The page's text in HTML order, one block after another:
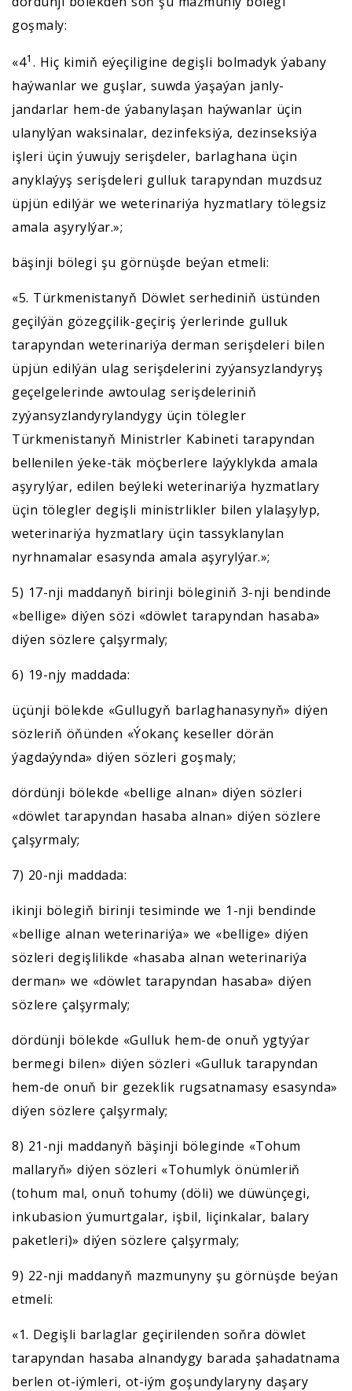
goşmaly:
«41 . Hiç kimiň eýeçiligine degişli bolmadyk ýabany
haýwanlar we guşlar, suwda ýaşaýan janly-
jandarlar hem-de ýabanylaşan haýwanlar üçin
ulanylýan waksinalar, dezinfeksiýa, dezinseksiýa
işleri üçin ýuwujy serişdeler, barlaghana üçin
anyklaýyş serişdeleri gulluk tarapyndan muzdsuz
üpjün edilýär we weterinariýa hyzmatlary tölegsiz
amala aşyrylýar.»;
bäşinji bölegi şu görnüşde beýan etmeli:
«5. Türkmenistanyň Döwlet serhediniň üstünden
geçilýän gözegçilik-geçiriş ýerlerinde gulluk
tarapyndan weterinariýa derman serişdeleri bilen
üpjün edilýän ulag serişdelerini zyýansyzlandyryş
geçelgelerinde awtoulag serişdeleriniň
zyýansyzlandyrylandygy üçin tölegler
Türkmenistanyň Ministrler Kabineti tarapyndan
bellenilen ýeke-täk möçberlere laýyklykda amala
aşyrylýar, edilen beýleki weterinariýa hyzmatlary
üçin tölegler degişli ministrlikler bilen ylalaşylyp,
weterinariýa hyzmatlary üçin tassyklanylan
nyrhnamalar esasynda amala aşyrylýar.»;
5) 17-nji maddanyň birinji böleginiň 3-nji bendinde
«bellige» diýen sözi «döwlet tarapyndan hasaba»
diýen sözlere çalşyrmaly;
6) 19-njy maddada:
üçünji bölekde «Gullugyň barlaghanasynyň» diýen
sözleriň öňünden «Ýokanç keseller dörän
ýagdaýynda» diýen sözleri goşmaly;
dördünji bölekde «bellige alnan» diýen sözleri
«döwlet tarapyndan hasaba alnan» diýen sözlere
çalşyrmaly;
7) 20-nji maddada:
ikinji bölegiň birinji tesiminde we 1-nji bendinde
«bellige alnan weterinariýa» we «bellige» diýen
sözleri degişlilikde «hasaba alnan weterinariýa
derman» we «döwlet tarapyndan hasaba» diýen
sözlere çalşyrmaly;
dördünji bölekde «Gulluk hem-de onuň ygtyýar
bermegi bilen» diýen sözleri «Gulluk tarapyndan
hem-de onuň bir gezeklik rugsatnamasy esasynda»
diýen sözlere çalşyrmaly;
8) 21-nji maddanyň bäşinji böleginde «Tohum
mallaryň» diýen sözleri «Tohumlyk önümleriň
(tohum mal, onuň tohumy (döli) we düwünçegi,
inkubasion ýumurtgalar, işbil, liçinkalar, balary
paketleri)» diýen sözlere çalşyrmaly;
9) 22-nji maddanyň mazmunyny şu görnüşde beýan
etmeli:
«1. Degişli barlaglar geçirilenden soňra döwlet
tarapyndan hasaba alnandygy barada şahadatnama
berlen ot-iýmleri, ot-iým goşundylaryny daşary